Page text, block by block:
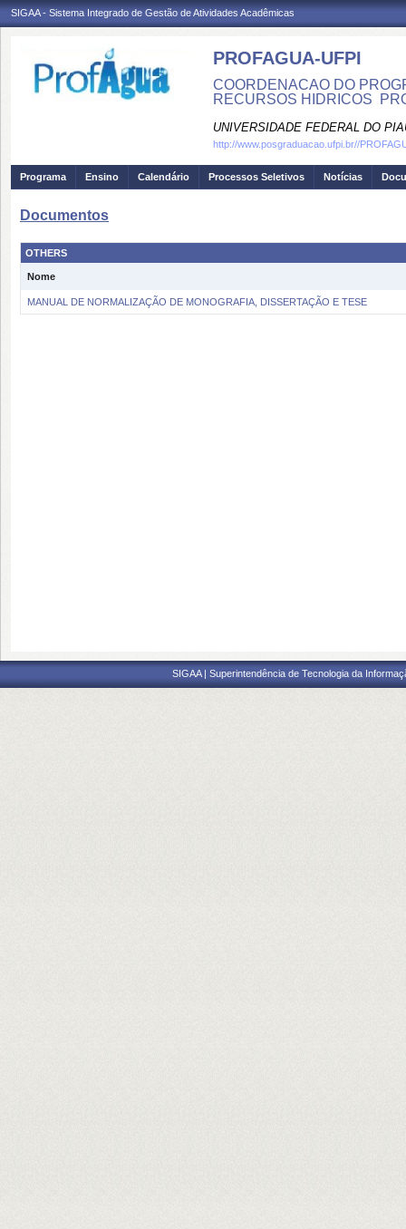
SIGAA - Sistema Integrado de Gestão de Atividades Acadêmicas
PROFAGUA-UFPI
COORDENACAO DO
RECURSOS HIDRICOS 
UNIVERSIDADE FEDERAL DO
http://www.posgraduacao.ufpi.br//
Programa Ensino Calendário Processos Seletivos Notícias
Documentos
OTHERS
Nome
MANUAL DE NORMALIZAÇÃO DE MONOGRAFIA, DISSERTAÇÃO E TESE
SIGAA | Superintendência de Tecnologia da